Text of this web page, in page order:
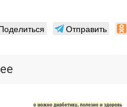
Отправить